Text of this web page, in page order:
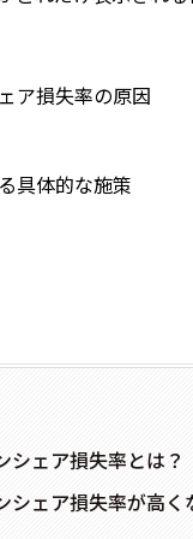
ア損失率の原因
具体的な施策
シェア損失率とは？
シェア損失率が高く